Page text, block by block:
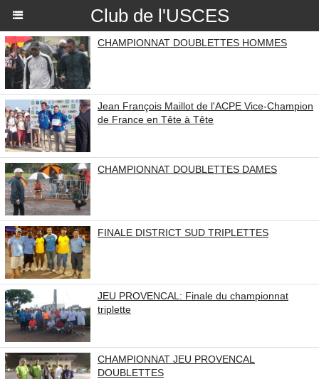
Club de l'USCES
CHAMPIONNAT DOUBLETTES HOMMES
Jean François Maillot de l'ACPE Vice-Champion
de France en Tête à Tête
CHAMPIONNAT DOUBLETTES DAMES
FINALE DISTRICT SUD TRIPLETTES
JEU PROVENCAL: Finale du championnat
triplette
CHAMPIONNAT JEU PROVENCAL
DOUBLETTES